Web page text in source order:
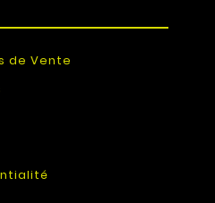
de Vente